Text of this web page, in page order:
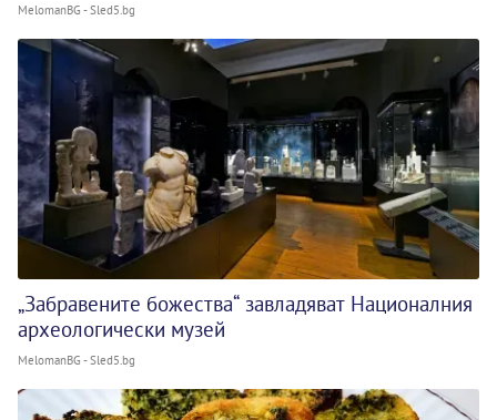
MelomanBG - Sled5.bg
„Забравените божества“ завладяват Националния
археологически музей
MelomanBG - Sled5.bg